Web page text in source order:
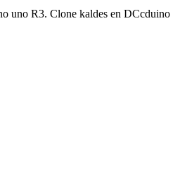
uno R3. Clone kaldes en DCcduino